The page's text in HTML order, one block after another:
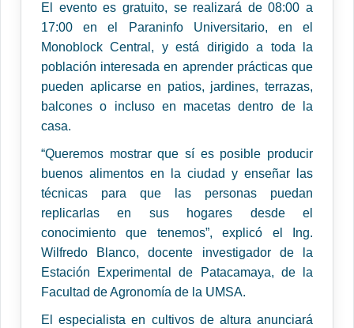
El evento es gratuito, se realizará de 08:00 a
17:00 en el Paraninfo Universitario, en el
Monoblock Central, y está dirigido a toda la
población interesada en aprender prácticas que
pueden aplicarse en patios, jardines, terrazas,
balcones o incluso en macetas dentro de la
casa.
“Queremos mostrar que sí es posible producir
buenos alimentos en la ciudad y enseñar las
técnicas para que las personas puedan
replicarlas en sus hogares desde el
conocimiento que tenemos”, explicó el Ing.
Wilfredo Blanco, docente investigador de la
Estación Experimental de Patacamaya, de la
Facultad de Agronomía de la UMSA.
El especialista en cultivos de altura anunciará